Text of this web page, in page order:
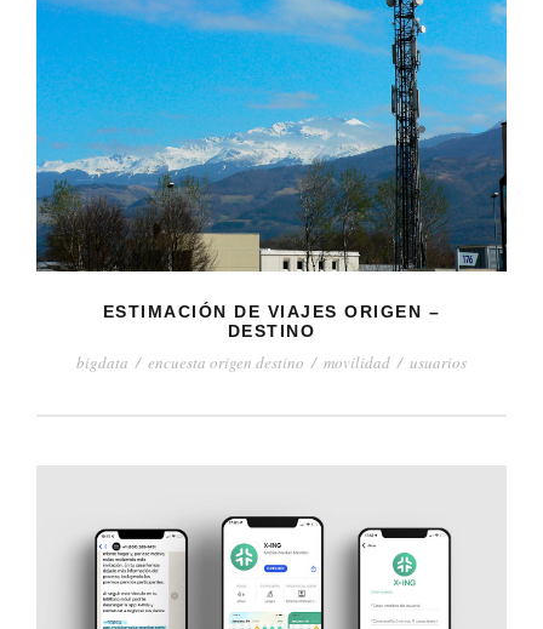
ESTIMACIÓN DE VIAJES ORIGEN –
DESTINO
bigdata / encuesta origen destino / movilidad / usuarios